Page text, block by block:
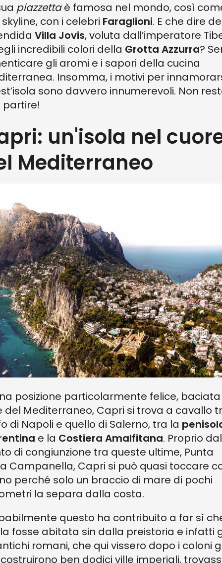
piazzettaè famosa nel mondo, così
con i celebri Faraglioni. E che dire
Villa Jovis, voluta dall’imperatore
incredibili colori della Grotta Azzurra?
gli aromi e i sapori della cucina
Insomma, i motivi per
sono davvero innumerevoli. Non
partire!
un'isola nel
Mediterraneo
posizione particolarmente felice,
del Mediterraneo, Capri si trova a cavallo
di Napoli e quello di Salerno, tra la
e la Costiera Amalfitana. Proprio dal
di congiunzione tra queste ultime, Punta
Campanella, Capri si può quasi toccare
perché solo un braccio di mare di pochi
la separa dalla costa.
questo ha contribuito a far sì
fosse abitata sin dalla preistoria e infatti
romani, che qui vissero dopo i coloni
ben dodici ville imperiali,